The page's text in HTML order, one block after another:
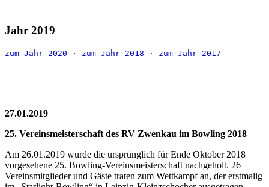
Jahr 2019
zum Jahr 2020 · zum Jahr 2018 · zum Jahr 2017
27.01.2019
25. Vereinsmeisterschaft des RV Zwenkau im Bowling 2018
Am 26.01.2019 wurde die ursprünglich für Ende Oktober 2018
vorgesehene 25. Bowling-Vereinsmeisterschaft nachgeholt. 26
Vereinsmitglieder und Gäste traten zum Wettkampf an, der erstmalig